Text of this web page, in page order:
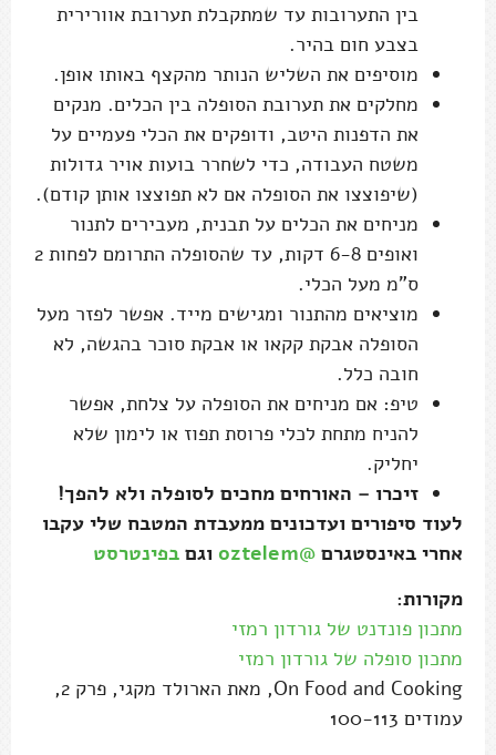
בין התערובות עד שמתקבלת תערובת אוורירית
בצבע חום בהיר.
מוסיפים את השליש הנותר מהקצף באותו אופן.
מחלקים את תערובת הסופלה בין הכלים. מנקים
את הדפנות היטב, ודופקים את הכלי פעמיים על
משטח העבודה, כדי לשחרר בועות אויר גדולות
(שיפוצצו את הסופלה אם לא תפוצצו אותן קודם).
מניחים את הכלים על תבנית, מעבירים לתנור
ואופים 6-8 דקות, עד שהסופלה התרומם לפחות 2
ס"מ מעל הכלי.
מוציאים מהתנור ומגישים מייד. אפשר לפזר מעל
הסופלה אבקת קקאו או אבקת סוכר בהגשה, לא
חובה כלל.
טיפ: אם מניחים את הסופלה על צלחת, אפשר
להניח מתחת לכלי פרוסת תפוז או לימון שלא
יחליק.
זיכרו – האורחים מחכים לסופלה ולא להפך!
לעוד סיפורים ועדכונים ממעבדת המטבח שלי עקבו
אחרי באינסטגרם @oztelem וגם בפינטרסט
מקורות:
מתכון פונדנט של גורדון רמזי
מתכון סופלה של גורדון רמזי
On Food and Cooking, מאת הארולד מקגי, פרק 2,
עמודים 100-113